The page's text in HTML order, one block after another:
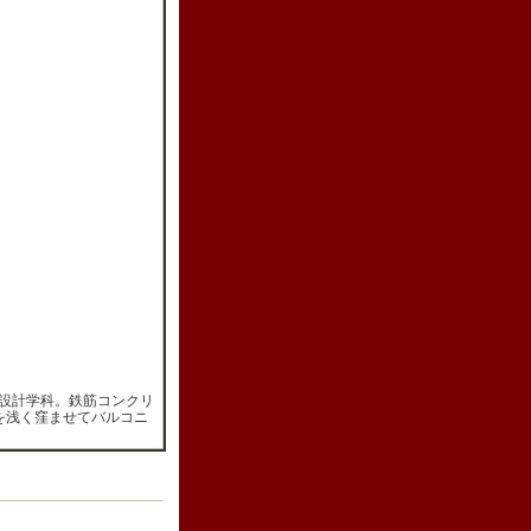
計学科。鉄筋コンクリ
く窪ませてバルコニ